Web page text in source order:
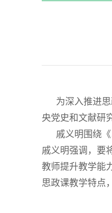
为深入推进
央党史和文献研
戚义明围绕
戚义明强调，要
教师提升教学能
思政课教学特点